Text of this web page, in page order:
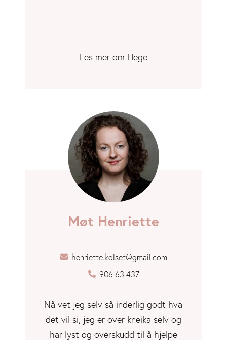
Les mer om Hege
Møt Henriette
henriette.kolset@gmail.com
906 63 437
Nå vet jeg selv så inderlig godt hva
det vil si, jeg er over kneika selv og
har lyst og overskudd til å hjelpe